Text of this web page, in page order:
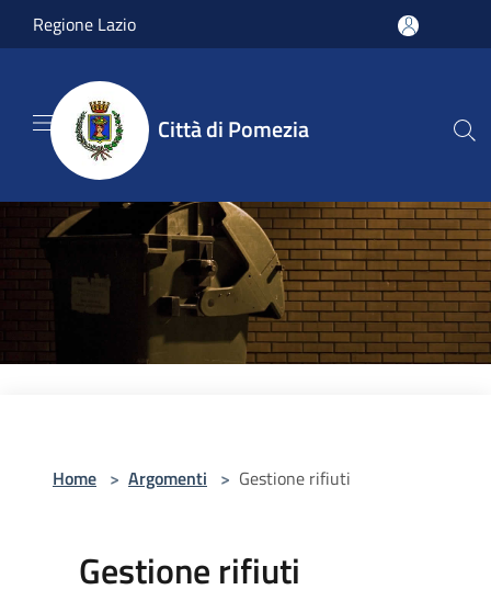
Salta al contenuto principale
Regione Lazio
Città di Pomezia
Home > Argomenti > Gestione rifiuti
Gestione rifiuti